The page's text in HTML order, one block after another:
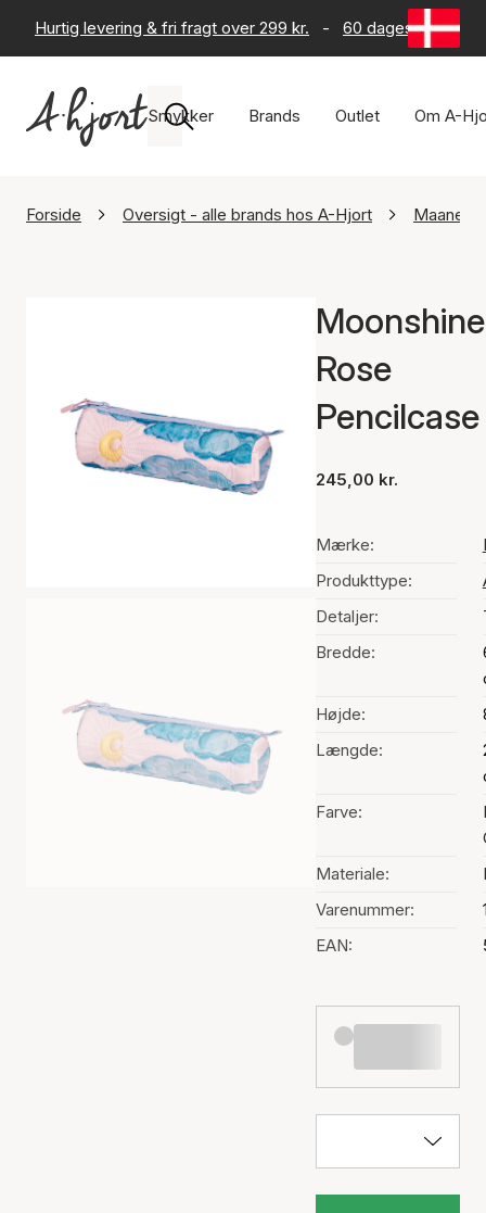
Hurtig levering & fri fragt over 299 kr. - 60 dages returret
Smykker Brands Outlet Om A-
Forside Oversigt - alle brands hos A-Hjort
Moonshine
Rose
Pencilcase
245,00 kr.
Mærke:
Produkttype:
Detaljer:
Bredde:
Højde:
Længde:
Farve:
Materiale:
Varenummer:
EAN: